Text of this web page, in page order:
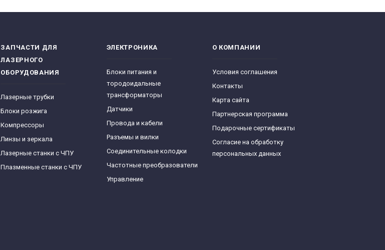
ЗАПЧАСТИ ДЛЯ
ЛАЗЕРНОГО
ОБОРУДОВАНИЯ
Лазерные трубки
Блоки розжига
Компрессоры
Линзы и зеркала
Лазерные станки с ЧПУ
Плазменные станки с ЧПУ
ЭЛЕКТРОНИКА
Блоки питания и
тородоидальные
трансформаторы
Датчики
Провода и кабели
Разъемы и вилки
Соединительные колодки
Частотные преобразователи
Управление
О КОМПАНИИ
Условия соглашения
Контакты
Карта сайта
Партнерская программа
Подарочные сертификаты
Согласие на обработку
персональных данных